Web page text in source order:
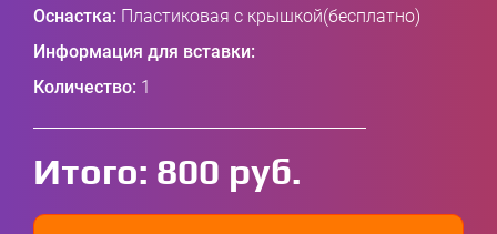
Оснастка: Пластиковая с крышкой(бесплатно)
Информация для вставки:
Количество: 1
Итого: 800